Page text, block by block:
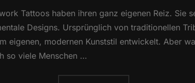
Tattoos haben ihren ganz eigenen Reiz. Sie
Designs. Ursprünglich von traditionellen
eigenen, modernen Kunststil entwickelt. Aber
so viele Menschen …